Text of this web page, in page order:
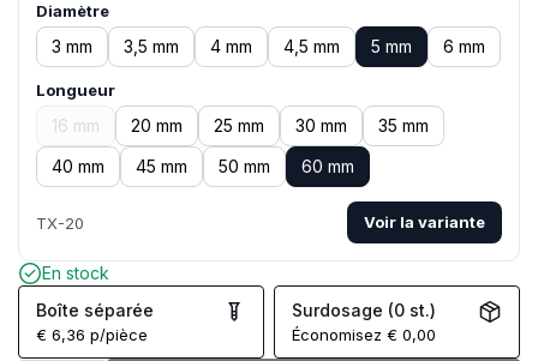
Diamètre
3 mm 3,5 mm 4 mm 4,5 mm 5 mm 6 mm
Longueur
16 mm 20 mm 25 mm 30 mm
35 mm
40 mm
45 mm 50 mm 60 mm
TX-20 Voir la variante
En stock
Boîte séparée
€ 6,36 p/pièce
Surdosage (0 st.)
Économisez€ 0,00